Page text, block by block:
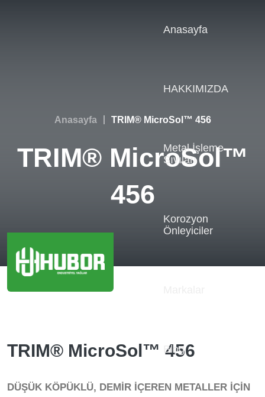
Anasayfa
HAKKIMIZDA
Metal İşleme
Sıvıları
Korozyon
Önleyiciler
Blog
Anasayfa TRIM® MicroSol™ 456
TRIM® MicroSol™
456
TRIM® MicroSol™ 456
DÜŞÜK KÖPÜKLÜ, DEMİR İÇEREN METALLER İÇİN